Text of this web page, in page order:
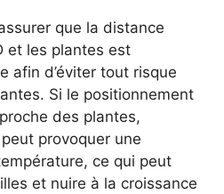
que la distance
et les plantes est
afin d’éviter tout risque
Si le positionnement
des plantes,
provoquer une
ce qui peut
et nuire à la croissance